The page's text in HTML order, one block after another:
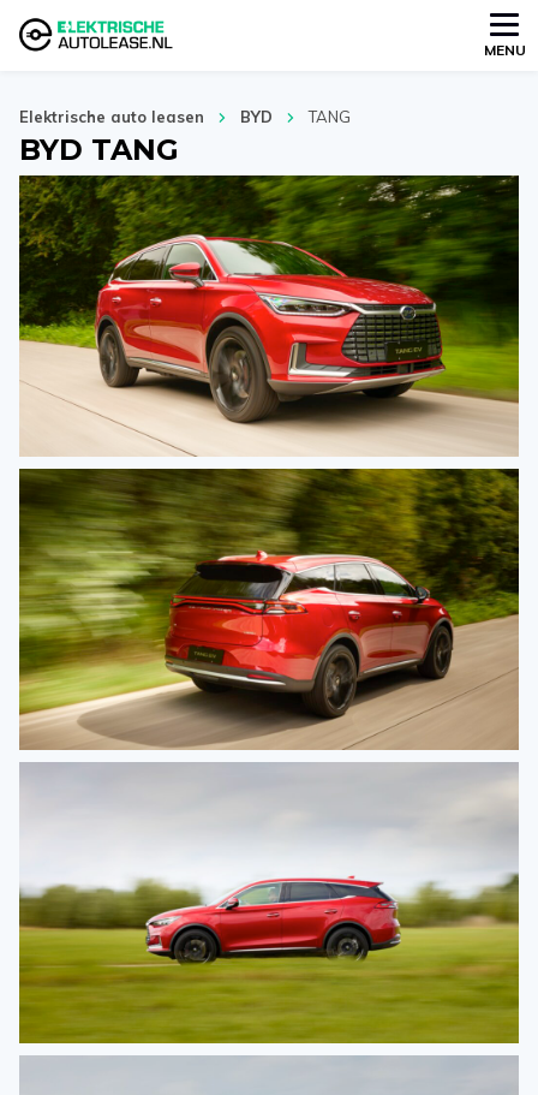
MENU
Elektrische auto leasen BYD TANG
BYD TANG